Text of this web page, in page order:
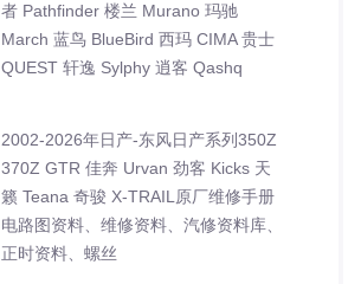
者 Pathfinder 楼兰 Murano 玛驰
March 蓝鸟 BlueBird 西玛 CIMA 贵士
QUEST 轩逸 Sylphy 逍客 Qashq
2002-2026年日产-东风日产系列350Z
370Z GTR 佳奔 Urvan 劲客 Kicks 天
籁 Teana 奇骏 X-TRAIL原厂维修手册
电路图资料、维修资料、汽修资料库、
正时资料、螺丝